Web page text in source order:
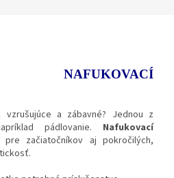
NAFUKOVACÍ
a zábavné? Jednou z
pádlovanie. Nafukovací
začiatočníkov aj pokročilých,